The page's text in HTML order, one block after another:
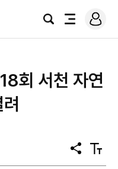
검
전
로
그
회 서천 자연
공
유
텍
스